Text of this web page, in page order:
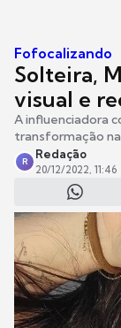
Fofocalizando
Solteira,
visual e
A influenciadora
transformação
R
Redação
20/12/2022, 11:46